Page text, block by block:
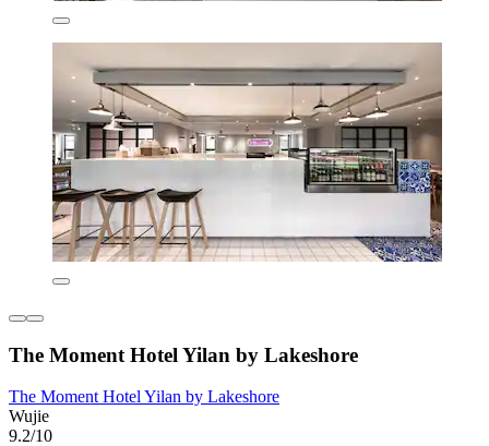
The Moment Hotel Yilan by Lakeshore
The Moment Hotel Yilan by Lakeshore
Wujie
9.2/10